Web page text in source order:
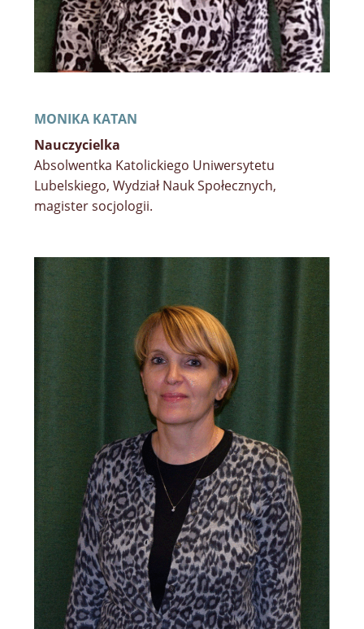
MONIKA KATAN
Nauczycielka
Absolwentka Katolickiego Uniwersytetu
Lubelskiego, Wydział Nauk Społecznych,
magister socjologii.